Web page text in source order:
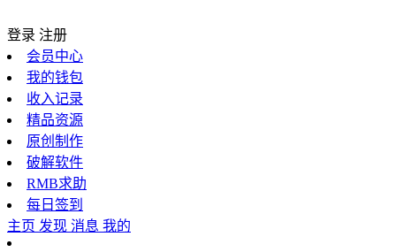
登录 注册
会员中心
我的钱包
收入记录
精品资源
原创制作
破解软件
RMB求助
每日签到
主页 发现 消息 我的